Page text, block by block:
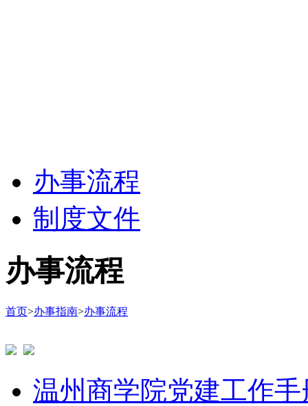
办事流程
制度文件
办事流程
首页>办事指南>办事流程
温州商学院党建工作手